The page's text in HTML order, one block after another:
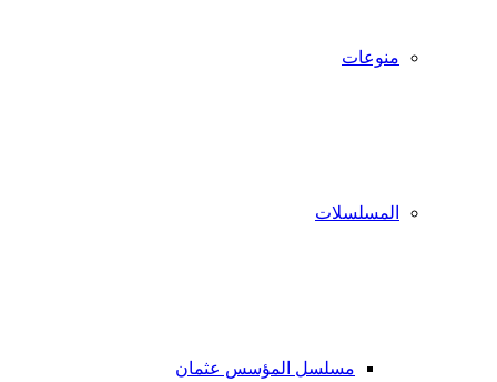
منوعات
المسلسلات
مسلسل المؤسس عثمان